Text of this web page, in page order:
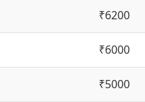
₹6200
₹6000
₹5000